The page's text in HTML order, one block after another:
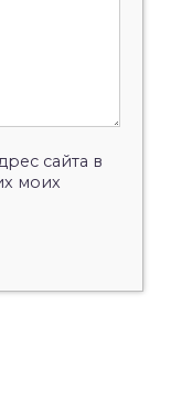
сайта в
моих